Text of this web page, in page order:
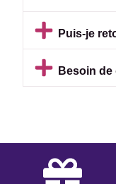
Puis-je
Besoin de